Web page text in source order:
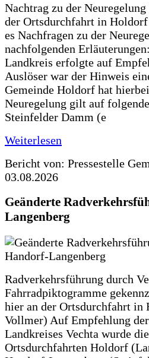
Nachtrag zu der
der Ortsdurchfahrt in
es Nachfragen zu der
nachfolgenden
Landkreis erfolgte auf
Auslöser war der Hinweis
Gemeinde Holdorf hat
Neuregelung gilt auf
Steinfelder Damm (e
Weiterlesen
Bericht von: Pressestelle
03.08.2026
Geänderte
Langenberg
Radverkehrsführung durch
Fahrradpiktogramme
hier an der Ortsdurchfahrt in
Vollmer) Auf Empfehlung
Landkreises Vechta wurde
Ortsdurchfahrten Holdorf